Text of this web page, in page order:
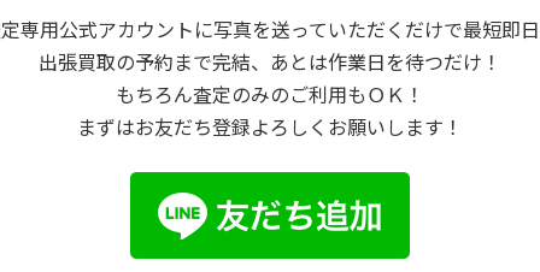
専用公式アカウントに写真を送っていただくだけで最短即日
出張買取の予約まで完結、あとは作業日を待つだけ！
もちろん査定のみのご利用もＯＫ！
まずはお友だち登録よろしくお願いします！